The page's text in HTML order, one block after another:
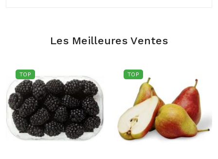
Les Meilleures Ventes
TOP TOP